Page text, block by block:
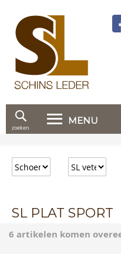
MENU
door
naar
zoeken
SL PLAT SPORT
6 artikelen komen